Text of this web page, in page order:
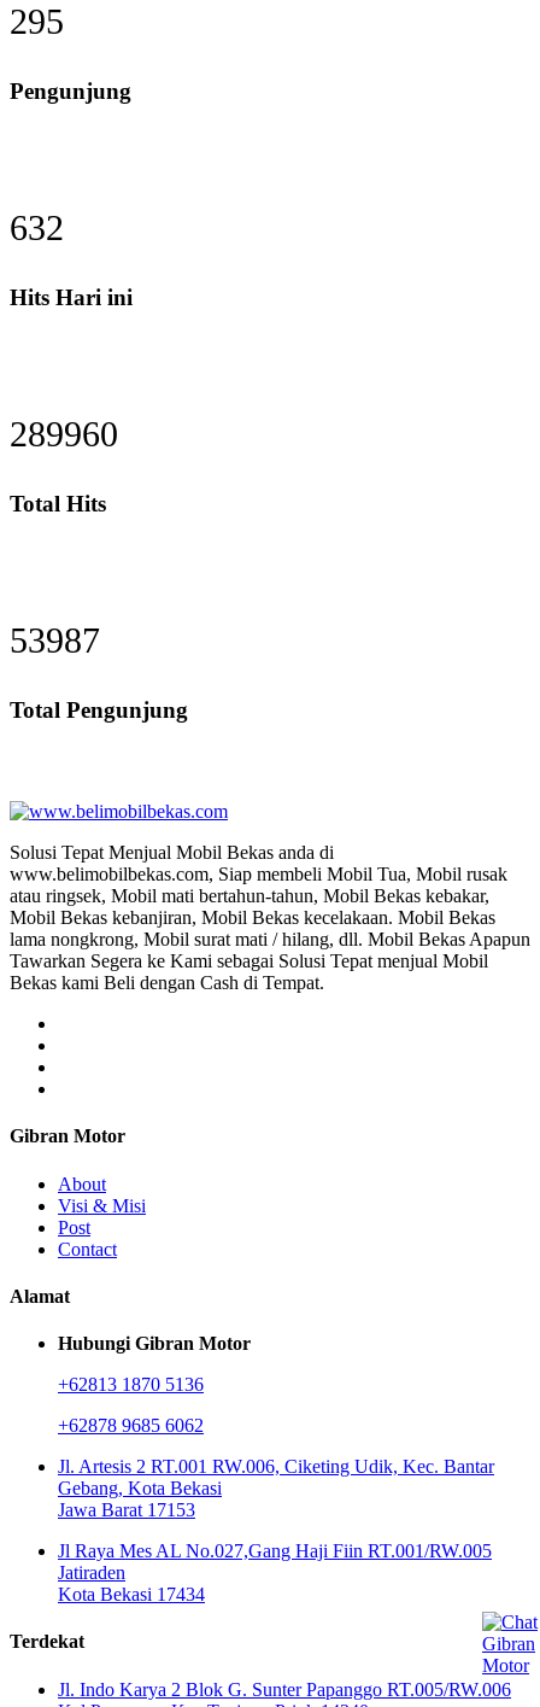
314
Pengunjung
673
Hits Hari ini
308774
Total Hits
57491
Total Pengunjung
Solusi Tepat Menjual Mobil Bekas anda di
www.belimobilbekas.com, Siap membeli Mobil Tua, Mobil rusak
atau ringsek, Mobil mati bertahun-tahun, Mobil Bekas kebakar,
Mobil Bekas kebanjiran, Mobil Bekas kecelakaan. Mobil Bekas
lama nongkrong, Mobil surat mati / hilang, dll. Mobil Bekas Apapun
Tawarkan Segera ke Kami sebagai Solusi Tepat menjual Mobil
Bekas kami Beli dengan Cash di Tempat.
Gibran Motor
About
Visi & Misi
Post
Contact
Alamat
Hubungi Gibran Motor
+62813 1870 5136
+62878 9685 6062
Jl. Artesis 2 RT.001 RW.006, Ciketing Udik, Kec. Bantar
Gebang, Kota Bekasi
Jawa Barat 17153
Jl Raya Mes AL No.027,Gang Haji Fiin RT.001/RW.005
Jatiraden
Kota Bekasi 17434
Terdekat
Jl. Indo Karya 2 Blok G. Sunter Papanggo RT.005/RW.006